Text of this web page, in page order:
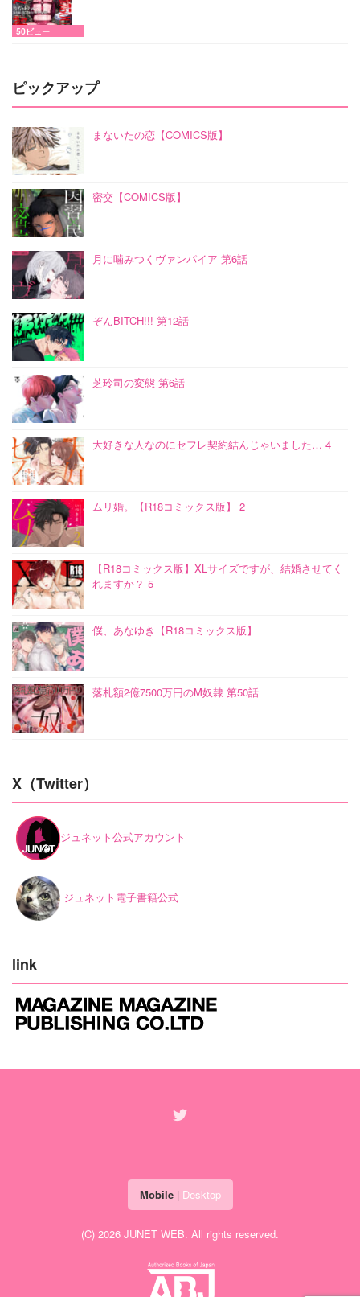
50ビュー
ピックアップ
まないたの恋【COMICS版】
密交【COMICS版】
月に噛みつくヴァンパイア 第6話
ぞんBITCH!!! 第12話
芝玲司の変態 第6話
大好きな人なのにセフレ契約結んじゃいました… 4
ムリ婚。【R18コミックス版】 2
【R18コミックス版】XLサイズですが、結婚させてく
れますか？ 5
僕、あなゆき【R18コミックス版】
落札額2億7500万円のM奴隷 第50話
X（Twitter）
ジュネット公式アカウント
ジュネット電子書籍公式
link
Mobile| Desktop
(C) 2026 JUNET WEB. All rights reserved.